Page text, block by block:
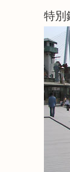
特別